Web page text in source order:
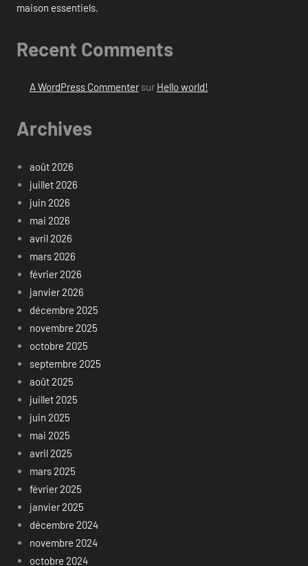
maison essentiels.
Recent Comments
A WordPress Commentersur Hello world!
Archives
août 2026
juillet 2026
juin 2026
mai 2026
avril 2026
mars 2026
février 2026
janvier 2026
décembre 2025
novembre 2025
octobre 2025
septembre 2025
août 2025
juillet 2025
juin 2025
mai 2025
avril 2025
mars 2025
février 2025
janvier 2025
décembre 2024
novembre 2024
octobre 2024